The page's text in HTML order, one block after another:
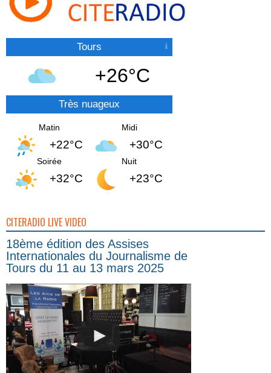
Tours
+26°C
Très nuageux
Matin
+22°C
Midi
+30°C
Soirée
+32°C
Nuit
+23°C
CITERADIO LIVE VIDEO
18ème édition des Assises
Internationales du Journalisme de
Tours du 11 au 13 mars 2025